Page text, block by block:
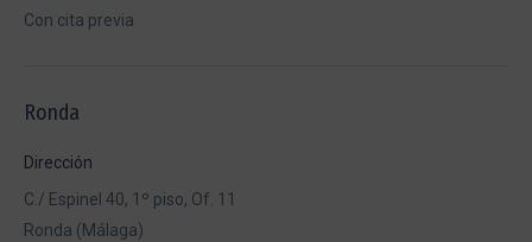
Con cita previa
Ronda
Dirección
C./ Espinel 40, 1º piso, Of. 11
Ronda (Málaga)